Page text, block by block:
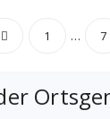
1 … 7